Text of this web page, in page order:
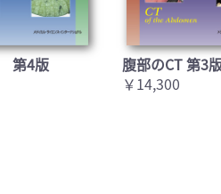
第4版
腹部のCT 第3
￥14,300